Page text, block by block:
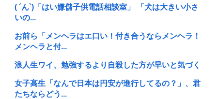
( ´ん`)「はい嫌儲子供電話相談室」 「犬は大きい小さ
いの...
お前ら「メンヘラはエ口い！付き合うならメンヘラ！
メンヘラと付...
浪人生ワイ、勉強するより自殺した方が早いと気づく
女子高生「なんで日本は円安が進行してるの？」、君
たちならどう...